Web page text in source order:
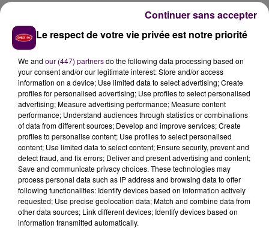
LA TENSION HOSPITALIÈRE RETOMBE
Même trajectoire pour le"taux de positivité" calculé
dans le département qui, lui, a atteint son plus haut
-11,5%- le 23 avril, pour ne se situer désormais qu'à
6,4%. Autre paramètre important,la"tension"
hospitalière qui pèse directement sur l'état des
"troupes"soignantes: on comptabilisait 27 patients
en service de réanimation dans la Sarthe le 23 avril
toujours -chiffre le plus élevé sur un mois-, ils sont
dorénavant"seulement"quatorze, selon l'ARS. Les
admissions de malades du Covid-19 hors cas graves
ont quant à elles"culminé"à 261 le 30 avril, pour
redescendre aujourd'hui à 176.
Le respect de votre vie privée est notre priorité
We and our (447) partnersdo the following data processing based on
your consent and/or our legitimate interest: Store and/or access
information on a device; Use limited data to select advertising; Create
profiles for personalised advertising; Use profiles to select personalised
advertising; Measure advertising performance; Measure content
performance; Understand audiences through statistics or combinations
of data from different sources; Develop and improve services; Create
profiles to personalise content; Use profiles to select personalised
content; Use limited data to select content; Ensure security, prevent and
detect fraud, and fix errors; Deliver and present advertising and content;
Save and communicate privacy choices. These technologies may
process personal data such as IP address and browsing data to offer
following functionalities: Identify devices based on information actively
requested; Use precise geolocation data; Match and combine data from
other data sources; Link different devices; Identify devices based on
information transmitted automatically.
Continuer sans accepter